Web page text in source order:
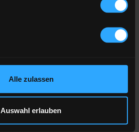
Alle zulassen
Auswahl erlauben